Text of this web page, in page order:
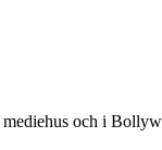
mediehus och i